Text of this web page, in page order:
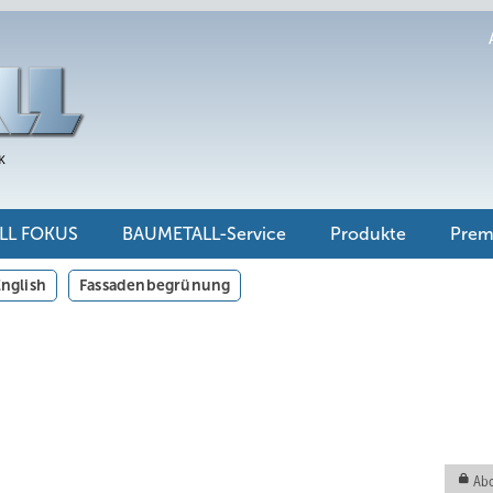
FOKUS BAUMETALL-Service Produkte
Fassadenbegrünung